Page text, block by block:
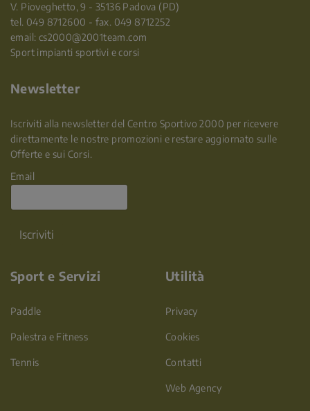
V. Pioveghetto, 9 - 35136 Padova (PD)
tel. 049 8712600 - fax. 049 8712252
email: cs2000@2001team.com
Sport impianti sportivi e corsi
Newsletter
Iscriviti alla newsletter del Centro Sportivo 2000 per ricevere
direttamente le nostre promozioni e restare aggiornato sulle
Offerte e sui Corsi.
Email
Iscriviti
Sport e Servizi
Paddle
Palestra e Fitness
Tennis
Utilità
Privacy
Cookies
Contatti
Web Agency